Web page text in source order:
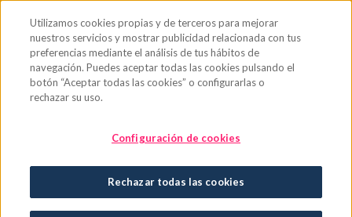
Utilizamos cookies propias y de terceros para mejorar
nuestros servicios y mostrar publicidad relacionada con tus
preferencias mediante el análisis de tus hábitos de
navegación. Puedes aceptar todas las cookies pulsando el
botón “Aceptar todas las cookies” o configurarlas o
rechazar su uso.
Configuración de cookies
Rechazar todas las cookies